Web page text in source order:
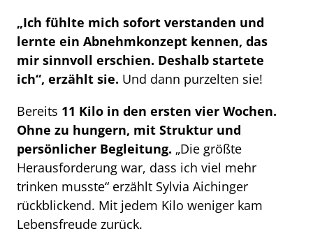
„Ich fühlte mich sofort verstanden und
lernte ein Abnehmkonzept kennen, das
mir sinnvoll erschien. Deshalb startete
ich“, erzählt sie. Und dann purzelten sie!
Bereits 11 Kilo in den ersten vier Wochen.
Ohne zu hungern, mit Struktur und
persönlicher Begleitung. „Die größte
Herausforderung war, dass ich viel mehr
trinken musste“ erzählt Sylvia Aichinger
rückblickend. Mit jedem Kilo weniger kam
Lebensfreude zurück.